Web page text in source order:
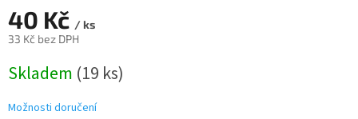
40 Kč / ks
33 Kč bez DPH
cena:
Skladem (19 ks)
Možnosti doručení